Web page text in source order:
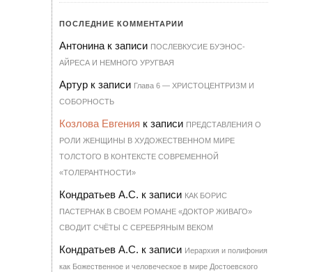
ПОСЛЕДНИЕ КОММЕНТАРИИ
Антонинак записи ПОСЛЕВКУСИЕ БУЭНОС-
АЙРЕСА И НЕМНОГО УРУГВАЯ
Артур к записи Гла­ва 6 — ХРИ­С­ТО­ЦЕН­Т­РИЗМ И
СО­БОР­НОСТЬ
Козлова Евгения к записи ПРЕДСТАВЛЕНИЯ О
РОЛИ ЖЕНЩИНЫ В ХУДОЖЕСТВЕННОМ МИРЕ
ТОЛСТОГО В КОНТЕКСТЕ СОВРЕМЕННОЙ
«ТОЛЕРАНТНОСТИ»
Кондратьев А.С. к записи КАК БОРИС
ПАСТЕРНАК В СВОЕМ РОМАНЕ «ДОКТОР ЖИВАГО»
СВОДИТ СЧЁТЫ С СЕРЕБРЯНЫМ ВЕКОМ
Кондратьев А.С. к записи Иерархия и полифония
как Божественное и человеческое в мире Достоевского